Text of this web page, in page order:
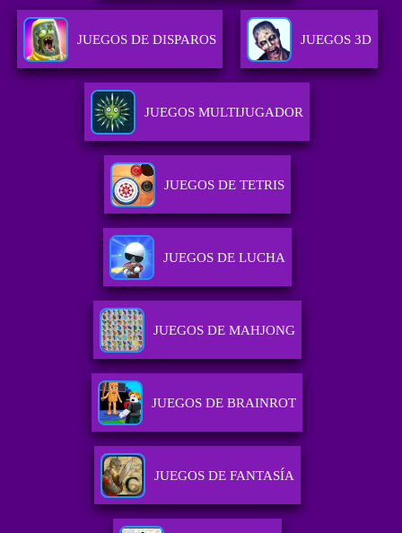
JUEGOS DE DISPAROS JUEGOS 3D
JUEGOS MULTIJUGADOR
JUEGOS DE TETRIS
JUEGOS DE LUCHA
JUEGOS DE MAHJONG
JUEGOS DE BRAINROT
JUEGOS DE FANTASÍA